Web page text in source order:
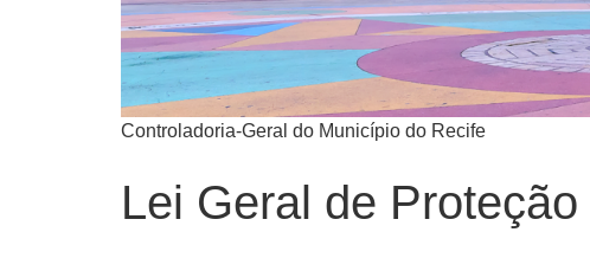
Controladoria-Geral do Município do Recife
Lei Geral de